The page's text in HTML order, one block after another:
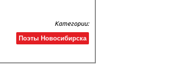
Категории:
Поэты Новосибирска